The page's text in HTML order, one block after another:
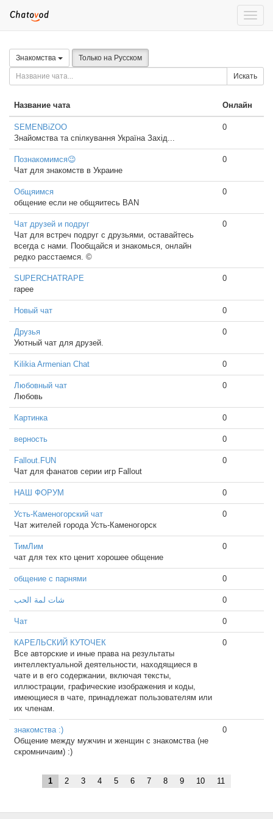
Toggle
Знакомства Только на Русском
Искать
Название чата Онлайн
SEMENBiZOO
Знайомства та спілкування Україна Захід...
0
Познакомимся😉
Чат для знакомств в Украине
0
Общяимся
общение если не общяитесь BAN
0
Чат друзей и подруг
Чат для встреч подруг с друзьями, оставайтесь
всегда с нами. Пообщайся и знакомься, онлайн
редко расстаемся. ©
0
SUPERCHATRAPE
rapee
0
Новый чат 0
Друзья
Уютный чат для друзей.
0
Kilikia Armenian Chat 0
Любовный чат
Любовь
0
Картинка 0
верность 0
Fallout.FUN
Чат для фанатов серии игр Fallout
0
НАШ ФОРУМ 0
Усть-Каменогорский чат
Чат жителей города Усть-Каменогорск
0
ТимЛим
чат для тех кто ценит хорошее общение
0
общение с парнями 0
شات لمة الحب 0
Чат 0
КАРЕЛЬСКИЙ КУТОЧЕК
Все авторские и иные права на результаты
интеллектуальной деятельности, находящиеся в
чате и в его содержании, включая тексты,
иллюстрации, графические изображения и коды,
имеющиеся в чате, принадлежат пользователям или
их членам.
0
знакомства :)
Общение между мужчин и женщин с знакомства (не
скромничаим) :)
0
1 2 3 4 5 6 7 8 9 10 11